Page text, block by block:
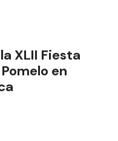
XLII Fiesta
en